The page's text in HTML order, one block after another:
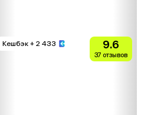
Кешбэк + 2 433 9.6
37 отзывов